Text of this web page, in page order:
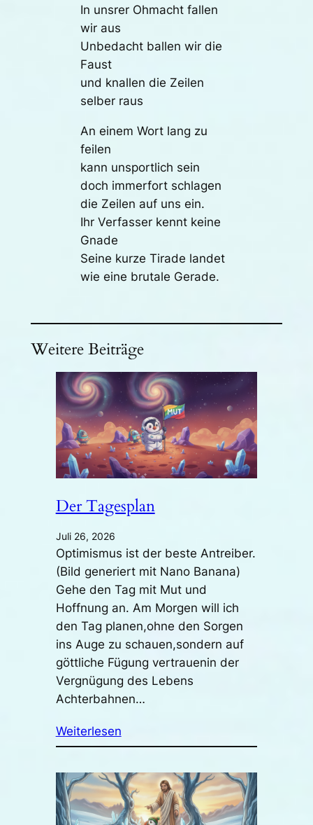
In unsrer Ohmacht fallen
wir aus
Unbedacht ballen wir die
Faust
und knallen die Zeilen
selber raus
An einem Wort lang zu
feilen
kann unsportlich sein
doch immerfort schlagen
die Zeilen auf uns ein.
Ihr Verfasser kennt keine
Gnade
Seine kurze Tirade landet
wie eine brutale Gerade.
Weitere Beiträge
Der Tagesplan
Juli 26, 2026
Optimismus ist der beste Antreiber.
(Bild generiert mit Nano Banana)
Gehe den Tag mit Mut und
Hoffnung an. Am Morgen will ich
den Tag planen,ohne den Sorgen
ins Auge zu schauen,sondern auf
göttliche Fügung vertrauenin der
Vergnügung des Lebens
Achterbahnen…
Weiterlesen